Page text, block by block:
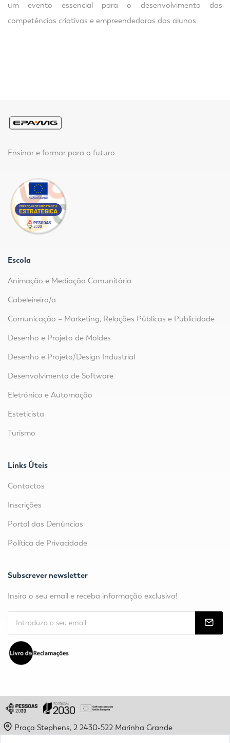
um evento essencial para o desenvolvimento das
competências criativas e empreendedoras dos alunos.
Ensinar e formar para o futuro
Escola
Animação e Mediação Comunitária
Cabeleireiro/a
Comunicação – Marketing, Relações Públicas e Publicidade
Desenho e Projeto de Moldes
Desenho e Projeto/Design Industrial
Desenvolvimento de Software
Eletrónica e Automação
Esteticista
Turismo
Links Úteis
Contactos
Inscrições
Portal das Denúncias
Política de Privacidade
Subscrever newsletter
Insira o seu email e receba informação exclusiva!
Praça Stephens, 2 2430-522 Marinha Grande